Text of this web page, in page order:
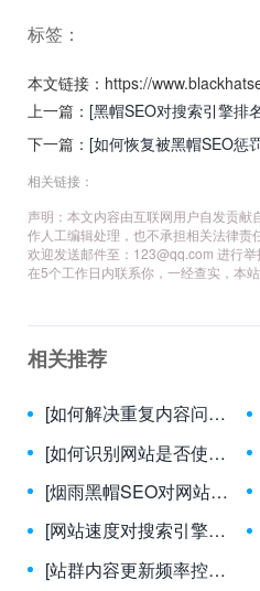
标签：
本文链接：https://
上一篇： [黑帽SEO对搜索引擎排
收益与长期风险的博弈
下一篇： [如何恢复被黑帽SEO惩
复全攻略：7步重回正轨
相关链接：
声明：本文内容由互联网用户自发贡
作人工编辑处理，也不承担相关法律责
欢迎发送邮件至： 123@qq.com 进行
在5个工作日内联系你，一经查实，本
相关推荐
[如何解决重复内容问题？]-新标题：重复内容难题的终极解决方案：提升SEO排名的关键策略
[如何识别网站是否使用了黑帽技术？]-揭秘黑帽SEO：7大关键信号助你快速识别违规网站
[烟雨黑帽SEO对网站流量有何影响？]-揭秘烟雨黑帽SEO对网站流量的真实影响与风险
[网站速度对搜索引擎排名有哪些具体影响？]-网站速度如何直接影响SEO排名？揭秘关键因素与优化策略
[站群内容更新频率控制]-站群内容更新频率控制策略：提升SEO效果的关键法则